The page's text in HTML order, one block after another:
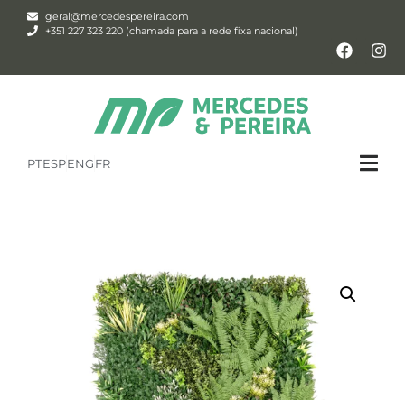
geral@mercedespereira.com
+351 227 323 220 (chamada para a rede fixa nacional)
PTESPENGFR